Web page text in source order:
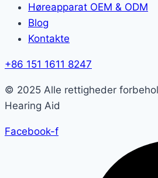
Høreapparat OEM & ODM
Blog
Kontakte
+86 151 1611 8247
© 2025 Alle rettigheder
Hearing Aid
Facebook-f